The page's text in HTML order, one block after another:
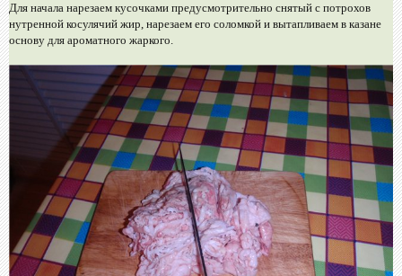
Для начала нарезаем кусочками предусмотрительно снятый с потрохов
нутренной косулячий жир, нарезаем его соломкой и вытапливаем в казане
основу для ароматного жаркого.